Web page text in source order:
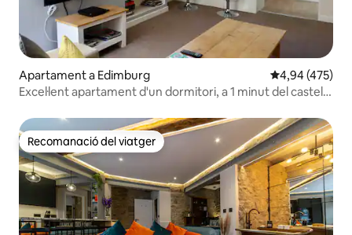
Apartament a Edimburg 4,94 de
4,94 (475)
Excel·lent apartament d'un dormitori, a 1 minut del castell
Recomanació del viatger
Recomanació del viatger